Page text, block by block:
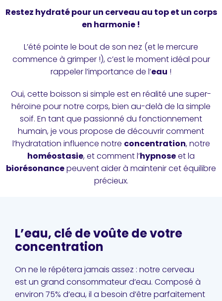
Restez hydraté pour un cerveau au top et un corps
en harmonie !
L’été pointe le bout de son nez (et le mercure
commence à grimper !), c’est le moment idéal pour
rappeler l’importance de l’eau !
Oui, cette boisson si simple est en réalité une super-
héroïne pour notre corps, bien au-delà de la simple
soif. En tant que passionné du fonctionnement
humain, je vous propose de découvrir comment
l’hydratation influence notre concentration, notre
homéostasie, et comment l’hypnoseet la
biorésonancepeuvent aider à maintenir cet équilibre
précieux.
L’eau, clé de voûte de votre
concentration
On ne le répétera jamais assez : notre cerveau
est un grand consommateur d’eau. Composé à
environ 75% d’eau, il a besoin d’être parfaitement